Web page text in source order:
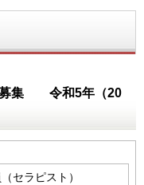
募集 令和5年（20
セラピスト）